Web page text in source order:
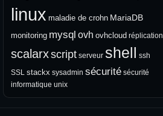
linux maladie de crohn MariaDB
monitoring mysql ovh ovhcloud réplication
scalarxscript serveur shell
ssh
SSL stackx sysadmin sécurité sécurité
informatique unix